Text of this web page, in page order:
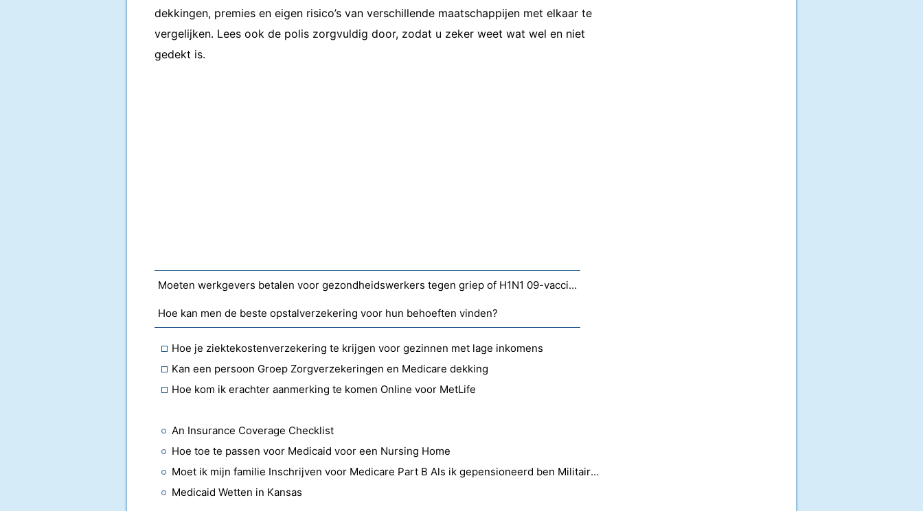
dekkingen, premies en eigen risico’s van verschillende maatschappijen met elkaar te
vergelijken. Lees ook de polis zorgvuldig door, zodat u zeker weet wat wel en niet
gedekt is.
Moeten werkgevers betalen voor gezondheidswerkers tegen griep of H1N1 09-vaccins?
Hoe kan men de beste opstalverzekering voor hun behoeften vinden?
Hoe je ziektekostenverzekering te krijgen voor gezinnen met lage inkomens
Kan een persoon Groep Zorgverzekeringen en Medicare dekking
Hoe kom ik erachter aanmerking te komen Online voor MetLife
An Insurance Coverage Checklist
Hoe toe te passen voor Medicaid voor een Nursing Home
Moet ik mijn familie Inschrijven voor Medicare Part B Als ik gepensioneerd ben Militaire Meer dan 65
Medicaid Wetten in Kansas